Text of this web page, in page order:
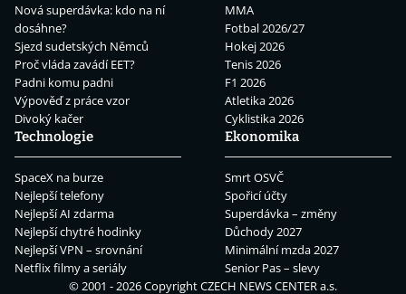
Nová superdávka: kdo na ní
dosáhne?
Sjezd sudetských Němců
Proč vláda zavádí EET?
Padni komu padni
Výpověď z práce vzor
Divoký kačer
MMA
Fotbal 2026/27
Hokej 2026
Tenis 2026
F1 2026
Atletika 2026
Cyklistika 2026
Technologie
SpaceX na burze
Nejlepší telefony
Nejlepší AI zdarma
Nejlepší chytré hodinky
Nejlepší VPN – srovnání
Netflix filmy a seriály
Ekonomika
Smrt OSVČ
Spořicí účty
Superdávka – změny
Důchody 2027
Minimální mzda 2027
Senior Pas – slevy
© 2001 - 2026 CopyrightCZECH NEWS CENTER a.s.